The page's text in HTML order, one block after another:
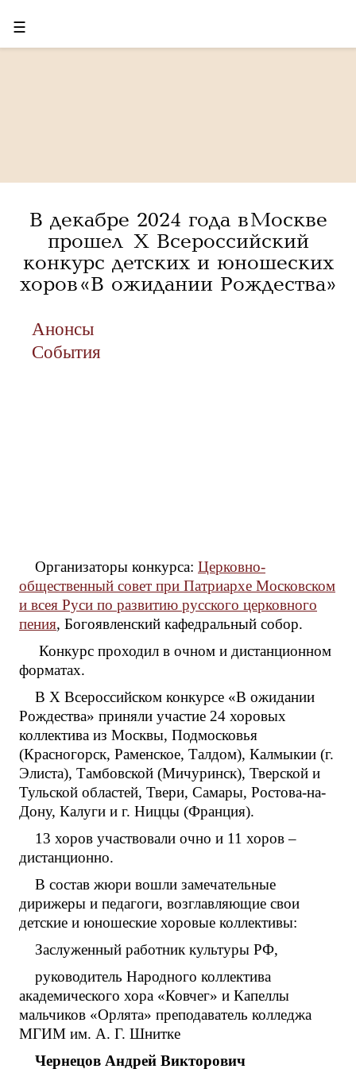
☰
В декабре 2024 года в Москве
прошел X Всероссийский
конкурс детских и юношеских
хоров «В ожидании Рождества»
Анонсы
События
Организаторы конкурса: Церковно-
общественный совет при Патриархе Московском
и всея Руси по развитию русского церковного
пения, Богоявленский кафедральный собор.
Конкурс проходил в очном и дистанционном
форматах.
В X Всероссийском конкурсе «В ожидании
Рождества» приняли участие 24 хоровых
коллектива из Москвы, Подмосковья
(Красногорск, Раменское, Талдом), Калмыкии (г.
Элиста), Тамбовской (Мичуринск), Тверской и
Тульской областей, Твери, Самары, Ростова-на-
Дону, Калуги и г. Ниццы (Франция).
13 хоров участвовали очно и 11 хоров –
дистанционно.
В состав жюри вошли замечательные
дирижеры и педагоги, возглавляющие свои
детские и юношеские хоровые коллективы:
Заслуженный работник культуры РФ,
руководитель Народного коллектива
академического хора «Ковчег» и Капеллы
мальчиков «Орлята» преподаватель колледжа
МГИМ им. А. Г. Шнитке
Чернецов Андрей Викторович